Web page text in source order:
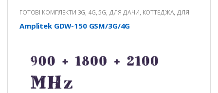
ГОТОВІ КОМПЛЕКТИ 3G, 4G, 5G, ДЛЯ ДАЧИ, КОТТЕДЖА, ДЛЯ
Amplitek GDW-150 GSM/3G/4G